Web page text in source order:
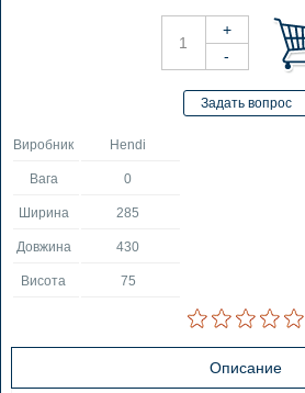
Виробник Hendi
Вага 0
Ширина 285
Довжина 430
Висота 75
Описание